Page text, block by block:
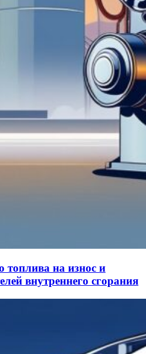
топлива на износ и
внутреннего сгорания